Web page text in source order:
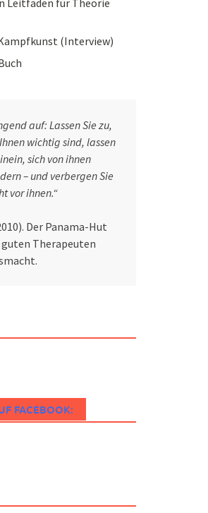
Leitfaden für Theorie
(Interview)
auf: Lassen Sie zu,
wichtig sind, lassen
sich von ihnen
– und verbergen Sie
vor ihnen.“
Der Panama-Hut
guten Therapeuten
FACEBOOK: